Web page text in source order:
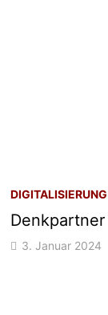
DIGITALISIERUNG
Denkpartner
3. Januar 2024